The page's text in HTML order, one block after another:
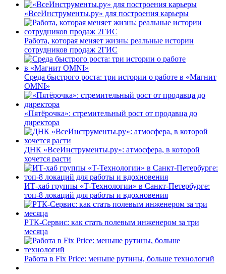
«ВсеИнструменты.ру» для построения карьеры
Работа, которая меняет жизнь: реальные истории
сотрудников продаж 2ГИС
Среда быстрого роста: три истории о работе в «Магнит
OMNI»
«Пятёрочка»: стремительный рост от продавца до
директора
ДНК «ВсеИнструменты.ру»: атмосфера, в которой
хочется расти
ИТ-хаб группы «Т-Технологии» в Санкт-Петербурге:
топ-8 локаций для работы и вдохновения
РТК-Сервис: как стать полевым инженером за три
месяца
Работа в Fix Price: меньше рутины, больше технологий